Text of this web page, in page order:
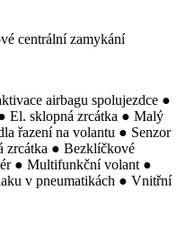
centrální zamykání
airbagu spolujezdce ●
El. sklopná zrcátka ● Malý
řazení na volantu ● Senzor
zrcátka ● Bezklíčkové
● Multifunkční volant ●
v pneumatikách ● Vnitřní